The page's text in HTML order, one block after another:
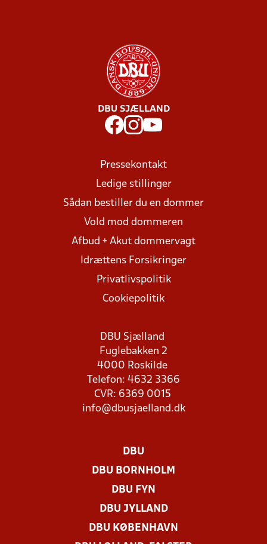
DBU SJÆLLAND
Pressekontakt
Ledige stillinger
Sådan bestiller du en dommer
Vold mod dommeren
Afbud + Akut dommervagt
Idrættens Forsikringer
Privatlivspolitik
Cookiepolitik
DBU Sjælland
Fuglebakken 2
4000 Roskilde
Telefon: 4632 3366
CVR: 6369 0015
info@dbusjaelland.dk
DBU
DBU BORNHOLM
DBU FYN
DBU JYLLAND
DBU KØBENHAVN